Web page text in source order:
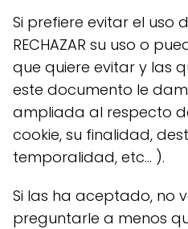
Si prefiere evitar el uso
RECHAZAR su uso o
que quiere evitar y las
este documento le
ampliada al respecto
cookie, su finalidad,
temporalidad, etc... ).
Si las ha aceptado, no
preguntarle a menos